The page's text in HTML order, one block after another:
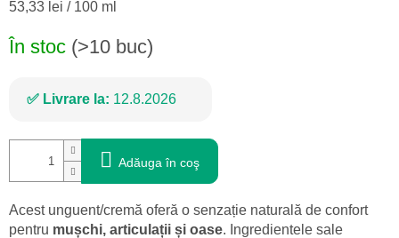
Evaluare
53,33 lei / 100 ml
În stoc (>10 buc)
Livrare la: 12.8.2026
Adăuga în coş
Acest unguent/cremă oferă o senzație naturală de confort
pentru mușchi, articulații și oase. Ingredientele sale